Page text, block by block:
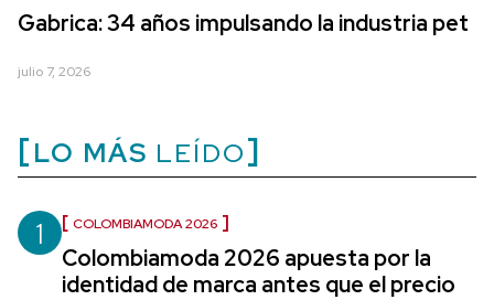
Gabrica: 34 años impulsando la industria pet
julio 7, 2026
LO MÁS LEÍDO
1 COLOMBIAMODA 2026
Colombiamoda 2026 apuesta por la
identidad de marca antes que el precio